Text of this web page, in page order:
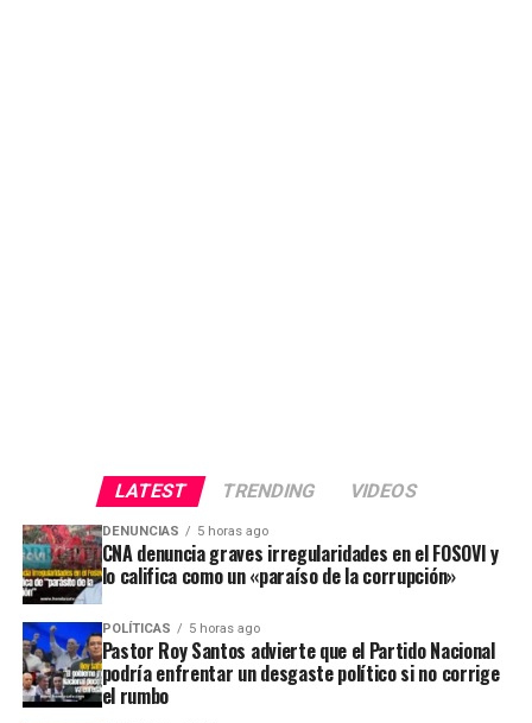
LATEST TRENDING VIDEOS
DENUNCIAS 5 horas ago
CNA denuncia graves irregularidades en el FOSOVI y
lo califica como un «paraíso de la corrupción»
POLÍTICAS 5 horas ago
Pastor Roy Santos advierte que el Partido Nacional
podría enfrentar un desgaste político si no corrige
el rumbo